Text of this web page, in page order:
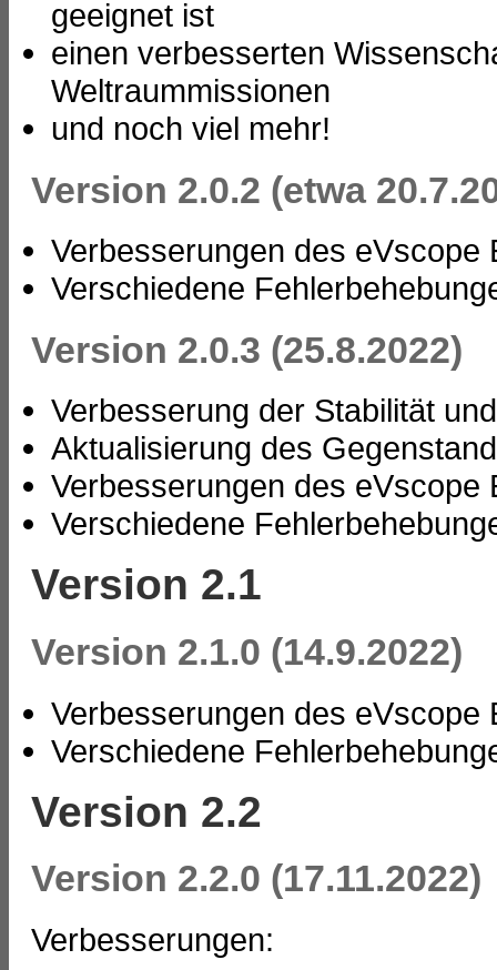
geeignet ist
einen verbesserten
Weltraummissionen
und noch viel mehr!
Version 2.0.2 (etwa
Verbesserungen des eVscope
Verschiedene
Version 2.0.3 (25.8.2022)
Verbesserung der Stabilität
Aktualisierung des
Verbesserungen des eVscope
Verschiedene
Version 2.1
Version 2.1.0 (14.9.2022)
Verbesserungen des eVscope
Verschiedene
Version 2.2
Version 2.2.0 (17.11.2022)
Verbesserungen: